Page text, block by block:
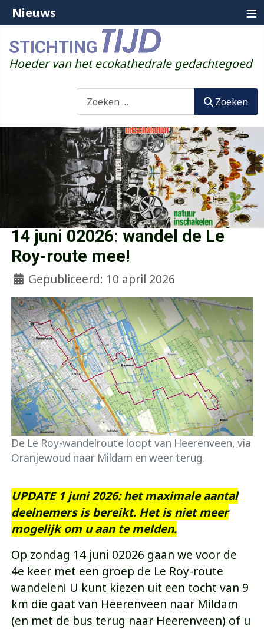
STICHTING
Hoeder van het ecokathedrale gedachtegoed
Zoeken
14 juni 02026: wandel de Le
Roy-route mee!
Gepubliceerd: 10 april 2026
De Le Roy-wandelroute loopt van Heerenveen, via
Oranjewoud naar Mildam en weer terug.
UPDATE 1 juni 2026: het maximale aantal
deelnemers is bereikt. Het is niet meer
mogelijk om u aan te melden.
Op zondag 14 juni 02026 gaan we voor de
4e keer met een groep de Le Roy-route
wandelen! U kunt kiezen uit een tocht van 9
km die gaat van Heerenveen naar Mildam
(en met de bus terug naar Heerenveen) of u
Nieuws ≡